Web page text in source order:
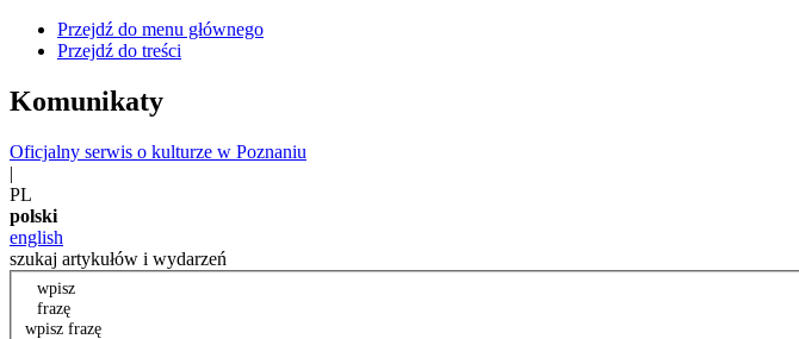
Przejdź do menu głównego
Przejdź do treści
Komunikaty
Oficjalny serwis o kulturze w Poznaniu
|
PL
polski
english
szukaj artykułów i wydarzeń
wpisz
frazę
wpisz frazę